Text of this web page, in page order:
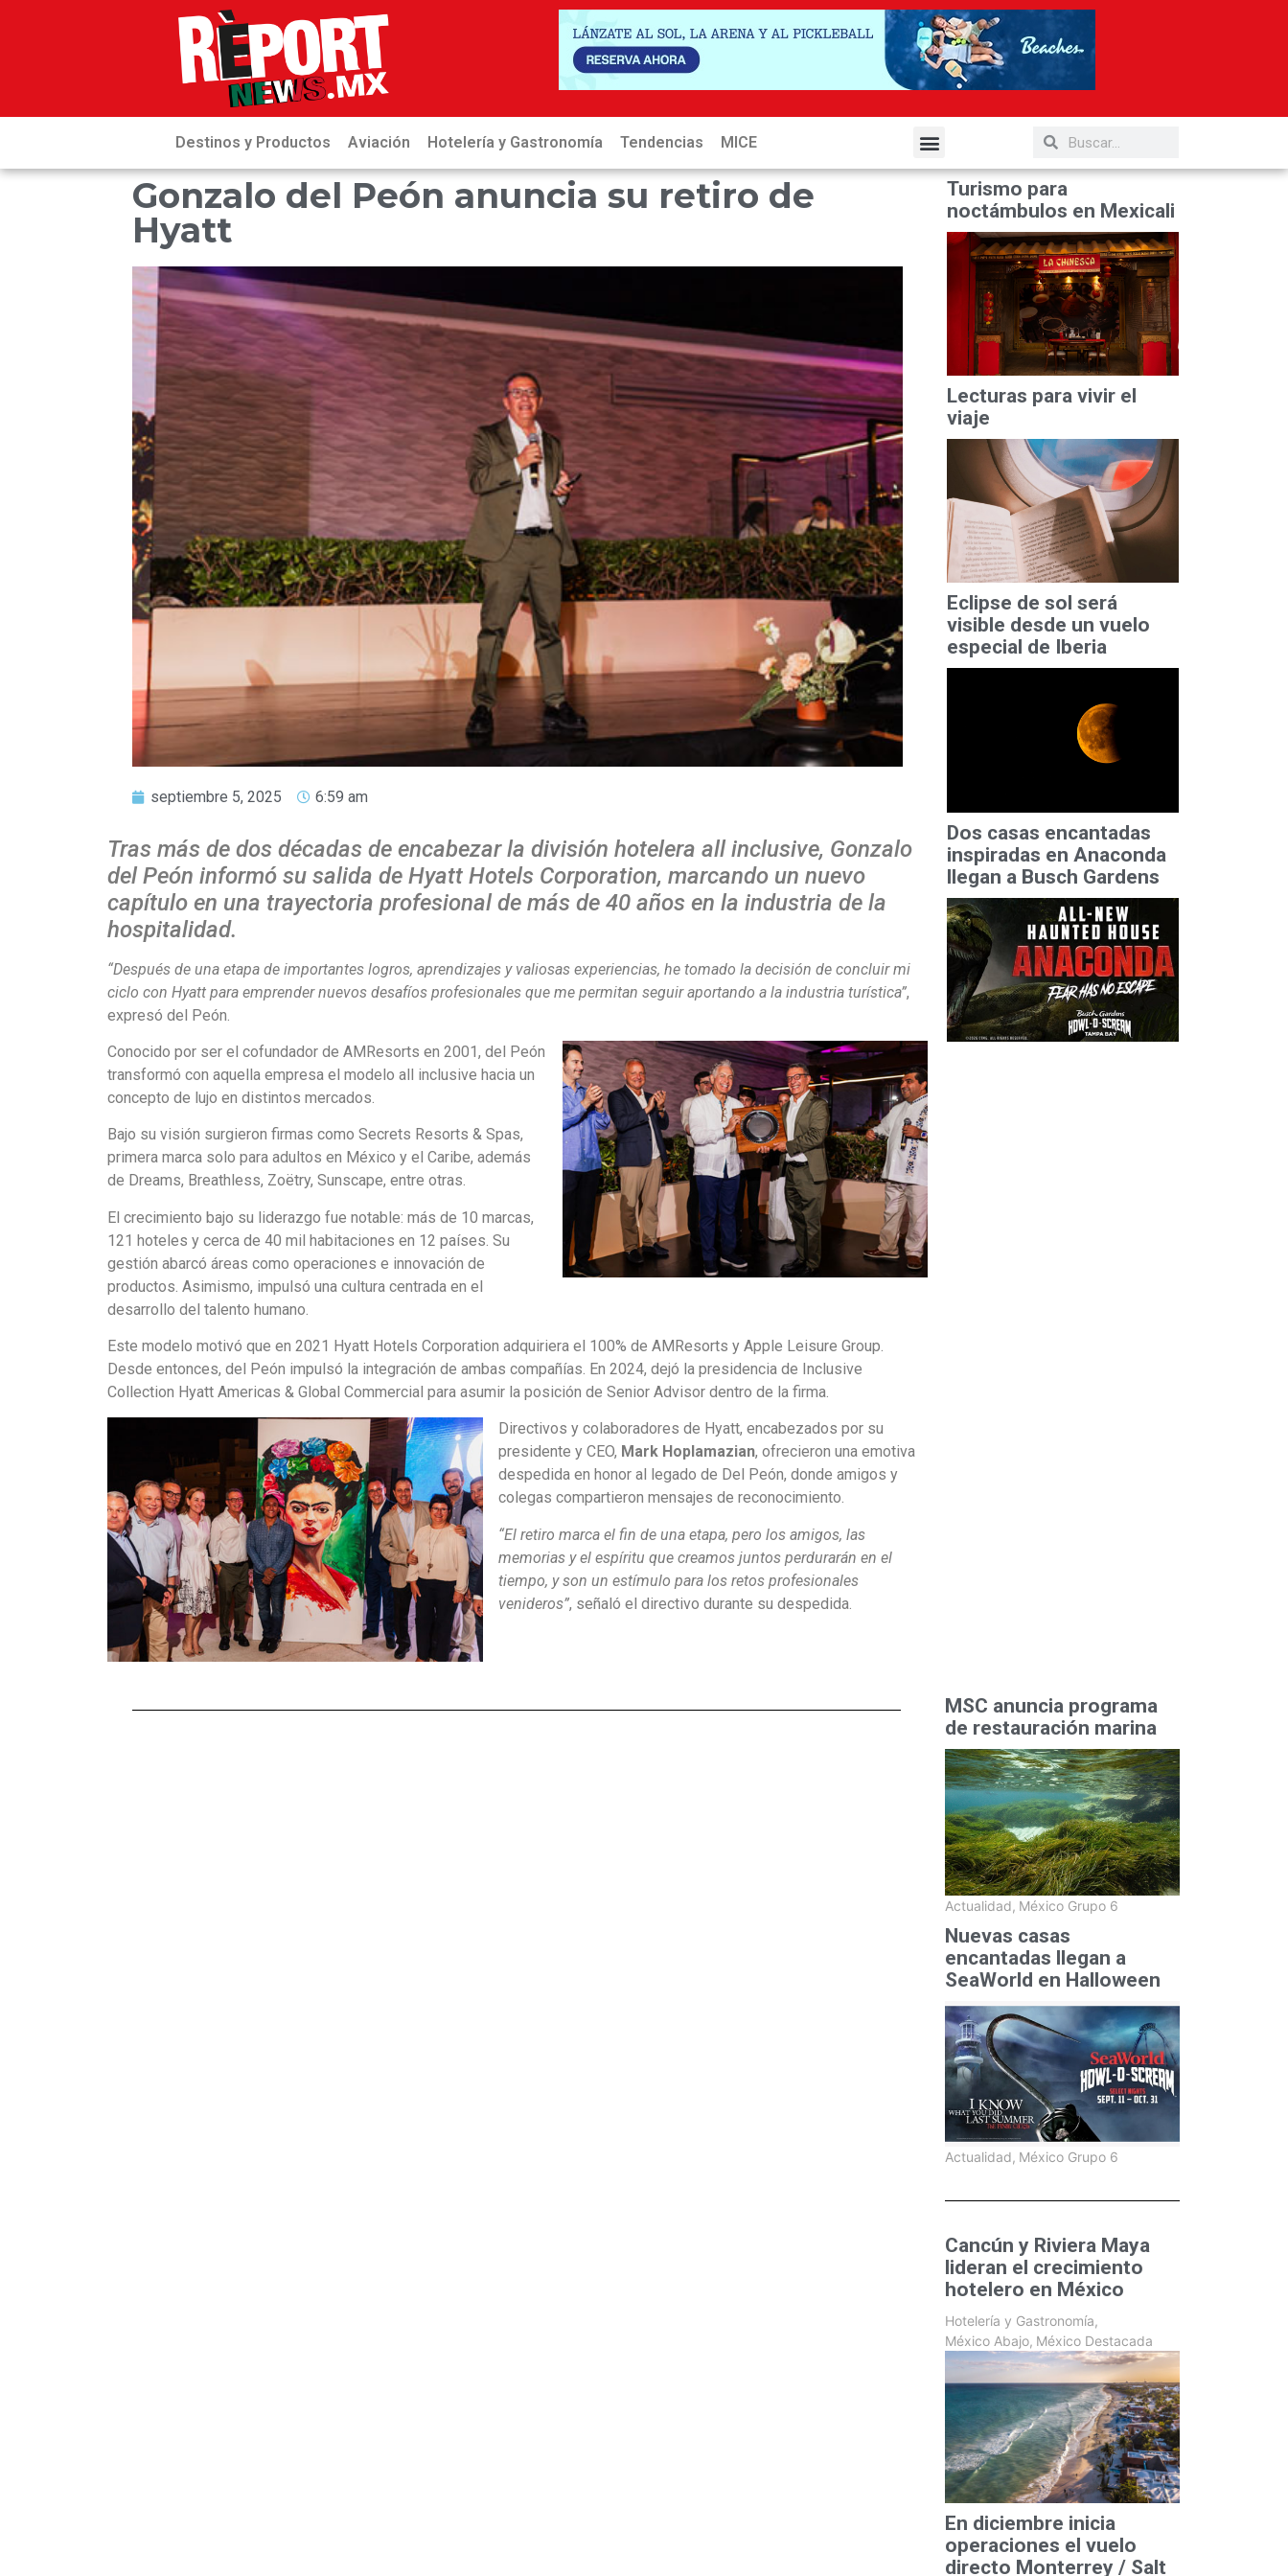
Destinos y Productos Aviación Hotelería y Gastronomía Tendencias MICE
Gonzalo del Peón anuncia su retiro de
Hyatt
septiembre 5, 2025 6:59 am
Tras más de dos décadas de encabezar la división hotelera all inclusive, Gonzalo
del Peón informó su salida de Hyatt Hotels Corporation, marcando un nuevo
capítulo en una trayectoria profesional de más de 40 años en la industria de la
hospitalidad.
“Después de una etapa de importantes logros, aprendizajes y valiosas experiencias, he tomado la decisión de concluir mi
ciclo con Hyatt para emprender nuevos desafíos profesionales que me permitan seguir aportando a la industria turística”,
expresó del Peón.
Conocido por ser el cofundador de AMResorts en 2001, del Peón
transformó con aquella empresa el modelo all inclusive hacia un
concepto de lujo en distintos mercados.
Bajo su visión surgieron firmas como Secrets Resorts & Spas,
primera marca solo para adultos en México y el Caribe, además
de Dreams, Breathless, Zoëtry, Sunscape, entre otras.
El crecimiento bajo su liderazgo fue notable: más de 10 marcas,
121 hoteles y cerca de 40 mil habitaciones en 12 países. Su
gestión abarcó áreas como operaciones e innovación de
productos. Asimismo, impulsó una cultura centrada en el
desarrollo del talento humano.
Este modelo motivó que en 2021 Hyatt Hotels Corporation adquiriera el 100% de AMResorts y Apple Leisure Group.
Desde entonces, del Peón impulsó la integración de ambas compañías. En 2024, dejó la presidencia de Inclusive
Collection Hyatt Americas & Global Commercial para asumir la posición de Senior Advisor dentro de la firma.
Directivos y colaboradores de Hyatt, encabezados por su
presidente y CEO, Mark Hoplamazian, ofrecieron una emotiva
despedida en honor al legado de Del Peón, donde amigos y
colegas compartieron mensajes de reconocimiento.
“El retiro marca el fin de una etapa, pero los amigos, las
memorias y el espíritu que creamos juntos perdurarán en el
tiempo, y son un estímulo para los retos profesionales
venideros”, señaló el directivo durante su despedida.
Turismo para
noctámbulos en Mexicali
Lecturas para vivir el
viaje
Eclipse de sol será
visible desde un vuelo
especial de Iberia
Dos casas encantadas
inspiradas en Anaconda
llegan a Busch Gardens
MSC anuncia programa
de restauración marina
Actualidad, México Grupo 6
Nuevas casas
encantadas llegan a
SeaWorld en Halloween
Actualidad, México Grupo 6
Cancún y Riviera Maya
lideran el crecimiento
hotelero en México
Hotelería y Gastronomía,
México Abajo, México Destacada
En diciembre inicia
operaciones el vuelo
directo Monterrey / Salt